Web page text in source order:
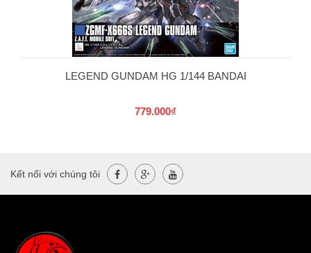
LEGEND GUNDAM HG 1/144 BANDAI
779.000₫
Kết nối với chúng tôi